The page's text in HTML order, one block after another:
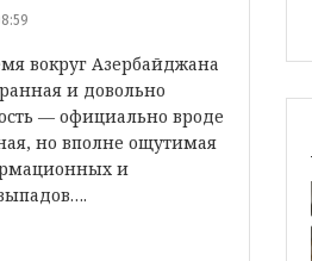
вокруг Азербайджана
и довольно
— официально вроде
но вполне ощутимая
и